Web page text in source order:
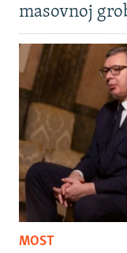
masovnoj
MOST